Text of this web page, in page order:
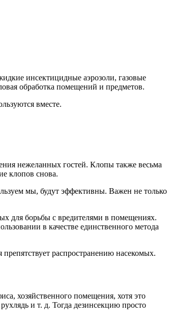
инсектицидные аэрозоли, газовые
обработка помещений и предметов.
вместе.
нежеланных гостей. Клопы также весьма
клопов снова.
мы, будут эффективны. Важен не только
для борьбы с вредителями в помещениях.
в качестве единственного метода
распространению насекомых.
хозяйственного помещения, хотя это
и т. д. Тогда дезинсекцию просто